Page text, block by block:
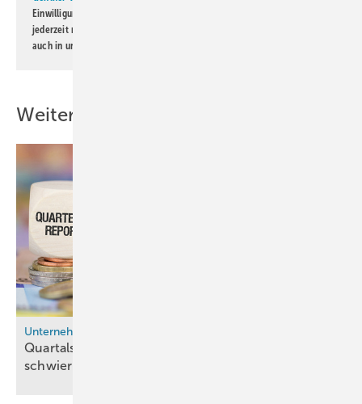
Einwilligung kann ich jederzeit widerrufen und eine Abmeldung ist
jederzeit möglich. Informationen zum Umgang mit Daten finden Sie
auch in unserer
Weitere Inhalte
Unternehmen
Quartalszahlen von Thyssenkrupp Nucera zeigen
schwierige Auftragslage für grünen